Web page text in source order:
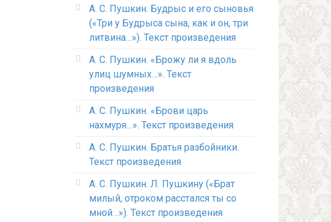
А. С. Пушкин. Будрыс и его сыновья
(«Три у Будрыса сына, как и он, три
литвина…»). Текст произведения
А. С. Пушкин. «Брожу ли я вдоль
улиц шумных…». Текст
произведения
А. С. Пушкин. «Брови царь
нахмуря…». Текст произведения
А. С. Пушкин. Братья разбойники.
Текст произведения
А. С. Пушкин. Л. Пушкину («Брат
милый, отроком расстался ты со
мной…»). Текст произведения